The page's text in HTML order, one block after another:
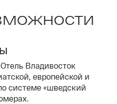
Владивосток
европейской и
системе «шведский